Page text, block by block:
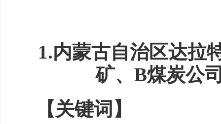
1.内蒙古自治区达拉
矿、B煤炭公
【关键词】